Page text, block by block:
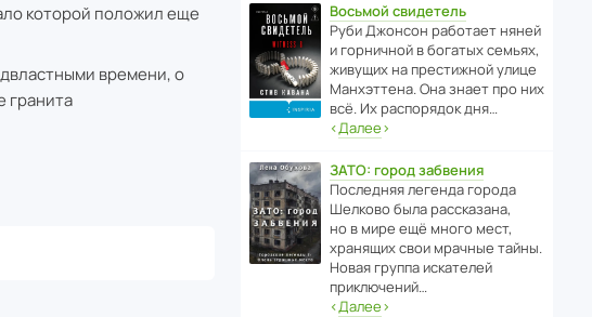
которой положил еще
времени, о
гранита
Восьмой свидетель
Руби Джонсон рабо­тает няней
и горни­чной в богатых семьях,
живущих на прес­ти­жной улице
Манх­эт­тена. Она знает про них
всё. Их распо­рядок дня…
‹Далее›
ЗАТО: город забвения
После­дняя легенда города
Шелково была расска­зана,
но в мире ещё много мест,
хранящих свои мрачные тайны.
Новая группа иска­телей
приключений…
‹Далее›